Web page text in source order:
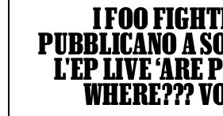
I FOO
PUBBLICANO A
L'EP LIVE ‘ARE
WHERE???